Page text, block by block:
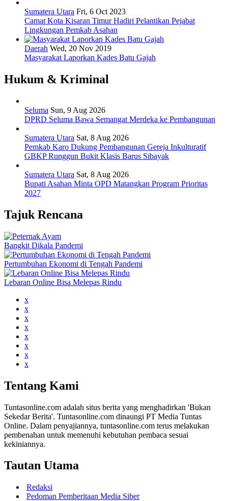
Sumatera Utara Fri, 6 Oct 2023
Camat Kota Kisaran Timur Hadiri Pelantikan Pejabat
Lingkungan Pemkab Asahan
Daerah Wed, 20 Nov 2019
Masyarakat Laporkan Kades Batu Gajah
Hukum & Kriminal
Seluma Sun, 9 Aug 2026
DPRD Seluma Bawa Semangat Merdeka ke Pembangunan
Sumatera Utara Sat, 8 Aug 2026
Pemkab Karo Dukung Pembangunan Gereja Inkulturatif
GBKP Runggun Bukit Klasis Barus Sibayak
Sumatera Utara Sat, 8 Aug 2026
Bupati Asahan Minta OPD Matangkan Program Prioritas
2027
Tajuk Rencana
Bangkit Dikala Pandemi
Pertumbuhan Ekonomi di Tengah Pandemi
Lebaran Online Bisa Melepas Rindu
x
x
x
x
x
x
x
x
Tentang Kami
Tuntasonline.com adalah situs berita yang menghadirkan 'Bukan
Sekedar Berita'. Tuntasonline.com dinaungi PT Media Tuntas
Online. Dalam penyajiannya, tuntasonline.com terus melakukan
pembenahan untuk memenuhi kebutuhan pembaca sesuai
kekiniannya.
Tautan Utama
Redaksi
Pedoman Pemberitaan Media Siber